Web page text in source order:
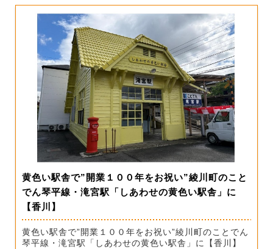
黄色い駅舎で”開業１００年をお祝い”綾川町のこと
でん琴平線・滝宮駅「しあわせの黄色い駅舎」に
【香川】
黄色い駅舎で”開業１００年をお祝い”綾川町のことでん
琴平線・滝宮駅「しあわせの黄色い駅舎」に【香川】